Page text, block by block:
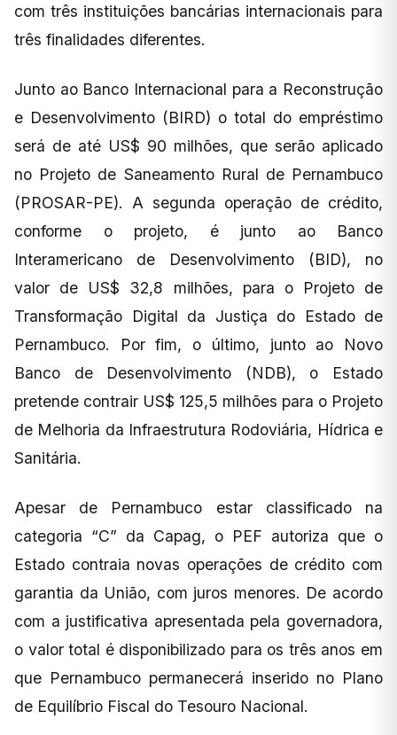
com três instituições bancárias internacionais para
três finalidades diferentes.
Junto ao Banco Internacional para a Reconstrução
e Desenvolvimento (BIRD) o total do empréstimo
será de até US$ 90 milhões, que serão aplicado
no Projeto de Saneamento Rural de Pernambuco
(PROSAR-PE). A segunda operação de crédito,
conforme o projeto, é junto ao Banco
Interamericano de Desenvolvimento (BID), no
valor de US$ 32,8 milhões, para o Projeto de
Transformação Digital da Justiça do Estado de
Pernambuco. Por fim, o último, junto ao Novo
Banco de Desenvolvimento (NDB), o Estado
pretende contrair US$ 125,5 milhões para o Projeto
de Melhoria da Infraestrutura Rodoviária, Hídrica e
Sanitária.
Apesar de Pernambuco estar classificado na
categoria “C” da Capag, o PEF autoriza que o
Estado contraia novas operações de crédito com
garantia da União, com juros menores. De acordo
com a justificativa apresentada pela governadora,
o valor total é disponibilizado para os três anos em
que Pernambuco permanecerá inserido no Plano
de Equilíbrio Fiscal do Tesouro Nacional.